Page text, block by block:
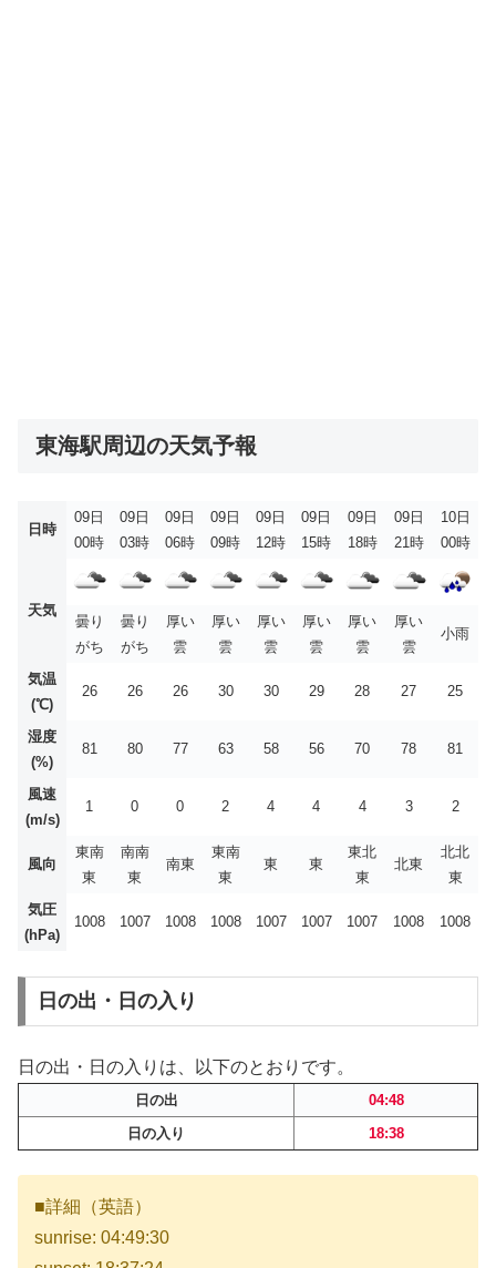
東海駅周辺の天気予報
日時
09日
00時
09日
03時
09日
06時
09日
09時
09日
12時
09日
15時
09日
18時
09日
21時
10日
00時
天気
曇り
がち
曇り
がち
厚い
雲
厚い
雲
厚い
雲
厚い
雲
厚い
雲
厚い
雲
小雨
気温
(℃)
26 26 26 30 30 29 28 27 25
湿度
(%)
81 80 77 63 58 56 70 78 81
風速
(m/s)
1 0 0 2 4 4 4 3 2
風向
東南
東
南南
東
南東
東南
東
東 東
東北
東
北東
北北
東
気圧
(hPa)
1008 1007 1008 1008 1007 1007 1007 1008 1008
日の出・日の入り
日の出・日の入りは、以下のとおりです。
日の出
04:48
日の入り
18:38
■詳細（英語）
sunrise: 04:49:30